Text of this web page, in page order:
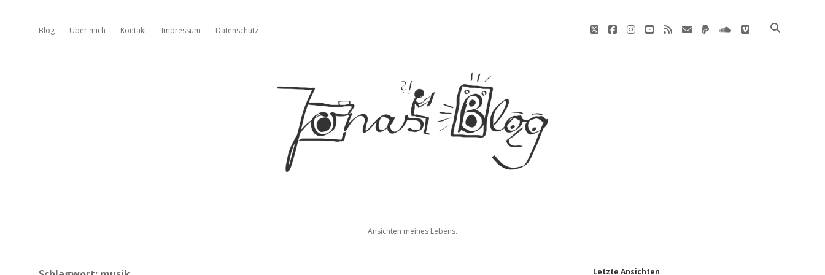
Blog Über mich Kontakt Impressum Datenschutz twitterfacebookinstagram
youtube
rss E-
paypalsoundcloud
vimeo
Jonas'
Ansichten meines Lebens.
Letzte Ansichten